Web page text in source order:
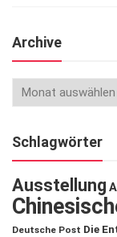
Archive
Schlagwörter
Ausstellung
Deutsche Post Die